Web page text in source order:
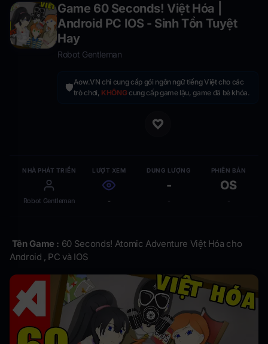
Game 60 Seconds! Việt Hóa |
Android PC IOS - Sinh Tồn Tuyệt
Hay
Robot Gentleman
🛡️Aow.VN chỉ cung cấp gói ngôn ngữ tiếng Việt cho các
trò chơi, KHÔNGcung cấp game lậu, game đã bẻ khóa.
NHÀ PHÁT TRIỂN
Robot Gentleman
LƯỢT XEM
-
DUNG LƯỢNG
-
-
PHIÊN BẢN
OS
-
Tên Game : 60 Seconds! Atomic Adventure Việt Hóa cho
Android , PC và IOS